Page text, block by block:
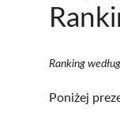
Ranking
Poniżej